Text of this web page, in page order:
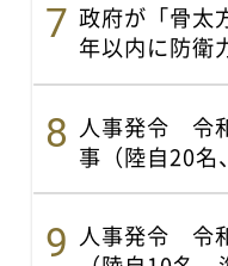
政府が「骨
年以内に防衛
人事発令 令
事（陸自20名
人事発令 令